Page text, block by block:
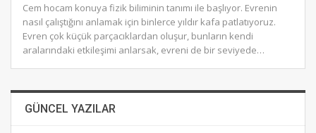
Cem hocam konuya fizik biliminin tanımı ile başlıyor. Evrenin
nasıl çalıştığını anlamak için binlerce yıldır kafa patlatıyoruz.
Evren çok küçük parçacıklardan oluşur, bunların kendi
aralarındaki etkileşimi anlarsak, evreni de bir seviyede…
GÜNCEL YAZILAR